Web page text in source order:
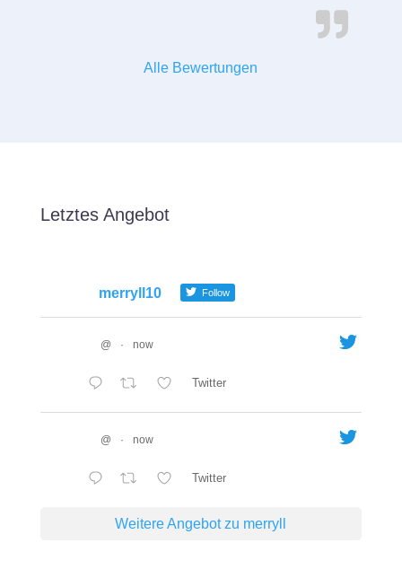
Alle Bewertungen
Letztes Angebot
merryll10 Follow
@ · now
Twitter
@ · now
Twitter
Weitere Angebot zu merryll